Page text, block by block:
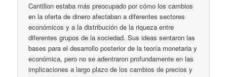
Cantillon estaba más preocupado por cómo los cambios
en la oferta de dinero afectaban a diferentes sectores
económicos y a la distribución de la riqueza entre
diferentes grupos de la sociedad. Sus ideas sentaron las
bases para el desarrollo posterior de la teoría monetaria y
económica, pero no se adentraron profundamente en las
implicaciones a largo plazo de los cambios de precios y